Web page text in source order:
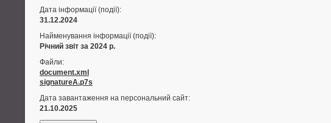
Дата інформації (події):
31.12.2024
Найменування інформації (події):
Річний звіт за 2024 р.
Файли:
document.xml
signatureA.p7s
Дата завантаження на персональний сайт:
21.10.2025